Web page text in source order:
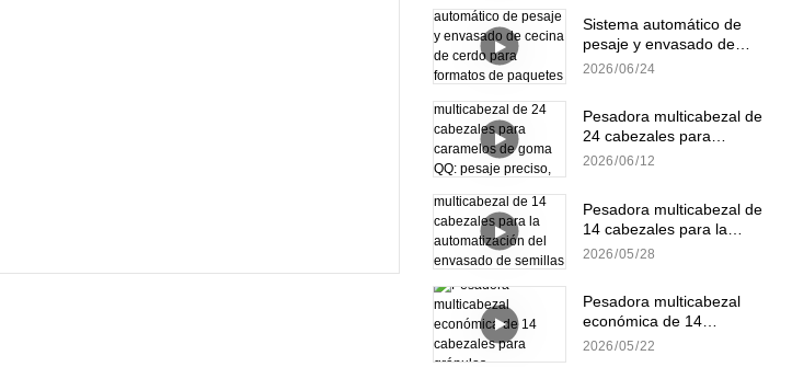
Sistema automático de
pesaje y envasado de
cecina de cerdo para
2026 06 24
Pesadora multicabezal de
24 cabezales para
caramelos de goma QQ:
2026 06 12
Pesadora multicabezal de
14 cabezales para la
automatización del
2026 05 28
Pesadora multicabezal
económica de 14
cabezales para gránulos
2026 05 22